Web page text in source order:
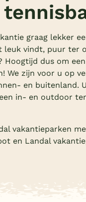
graag lekker
leuk vindt, puur ter
Hoogtijd dus om
We zijn voor u op
en buitenland.
in- en outdoor
vakantieparken
en Landal